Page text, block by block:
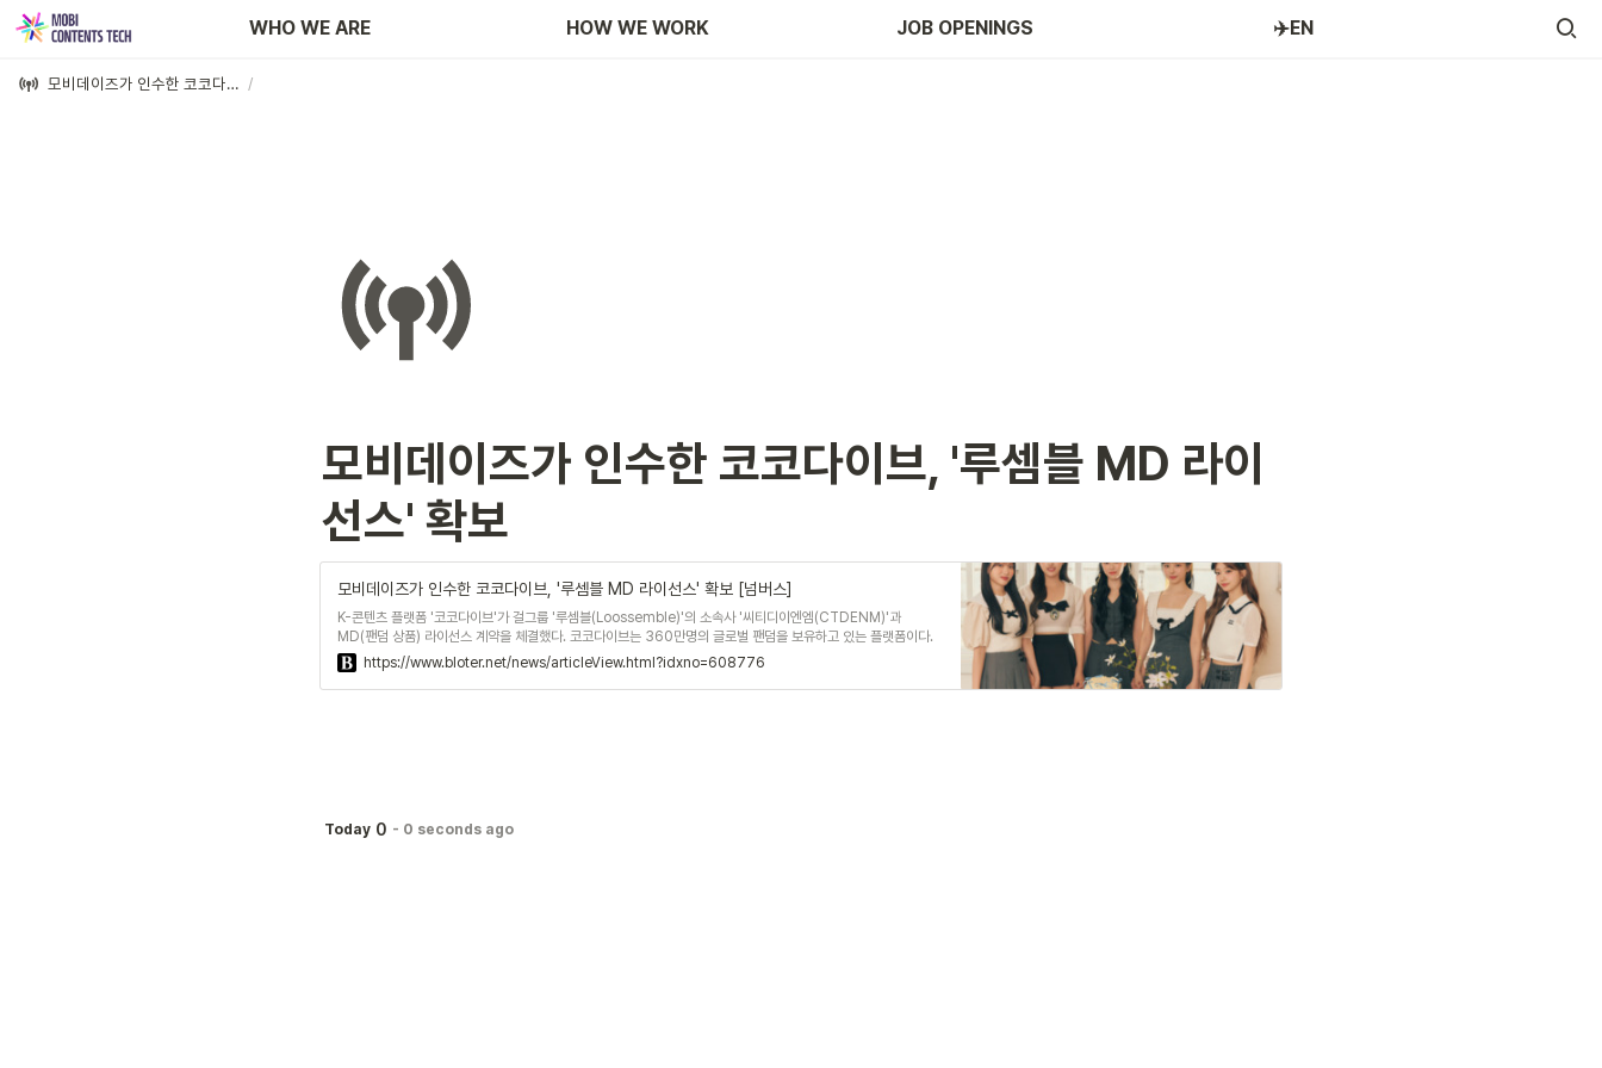
WHO WE ARE HOW WE WORK JOB OPENINGS ✈️EN
모비데이즈가 인수한 코코다이브, '루셈블 MD 라이선스' 확보 /
Newsroom
모비데이즈가 인수한 코코다이브, '루셈블 MD 라이
선스' 확보
모비데이즈가 인수한 코코다이브, '루셈블 MD 라이선스' 확보 [넘버스]
K-콘텐츠 플랫폼 '코코다이브'가 걸그룹 '루셈블(Loossemble)'의 소속사 '씨티디이엔엠(CTDENM)'과
MD(팬덤 상품) 라이선스 계약을 체결했다. 코코다이브는 360만명의 글로벌 팬덤을 보유하고 있는 플랫폼이다.
앞서 올 6월 애드테크 전문기업 '모비데이즈'는 자회사 '모
https://www.bloter.net/news/articleView.html?idxno=608776
Today 0 - 0 seconds ago